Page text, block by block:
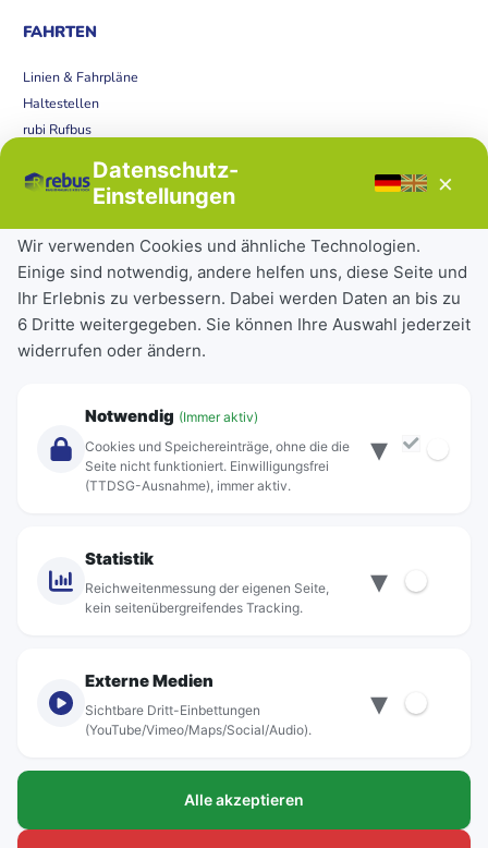
FAHRTEN
Linien & Fahrpläne
Haltestellen
rubi Rufbus
Störungen
Tickets & Tarife
Deutschlandticket
Schülerkarte
Einzeltickets
Abonnements
Über Rebus
Standorte
© rebus Regionalbus Rostock GmbH
Datenschutz-
Einstellungen
×
Wir verwenden Cookies und ähnliche Technologien.
Einige sind notwendig, andere helfen uns, diese Seite und
Ihr Erlebnis zu verbessern. Dabei werden Daten an bis zu
6 Dritte weitergegeben. Sie können Ihre Auswahl jederzeit
widerrufen oder ändern.
Notwendig (Immer aktiv)
Cookies und Speichereinträge, ohne die die
Seite nicht funktioniert. Einwilligungsfrei
(TTDSG-Ausnahme), immer aktiv.
▾
Statistik
Reichweitenmessung der eigenen Seite,
kein seitenübergreifendes Tracking.
▾
Externe Medien
Sichtbare Dritt-Einbettungen
(YouTube/Vimeo/Maps/Social/Audio).
▾
Alle akzeptieren